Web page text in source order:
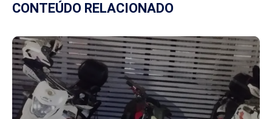
CONTEÚDO RELACIONADO